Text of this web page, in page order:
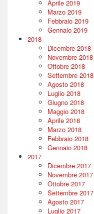
Aprile 2019
Marzo 2019
Febbraio 2019
Gennaio 2019
2018
Dicembre 2018
Novembre 2018
Ottobre 2018
Settembre 2018
Agosto 2018
Luglio 2018
Giugno 2018
Maggio 2018
Aprile 2018
Marzo 2018
Febbraio 2018
Gennaio 2018
2017
Dicembre 2017
Novembre 2017
Ottobre 2017
Settembre 2017
Agosto 2017
Luglio 2017